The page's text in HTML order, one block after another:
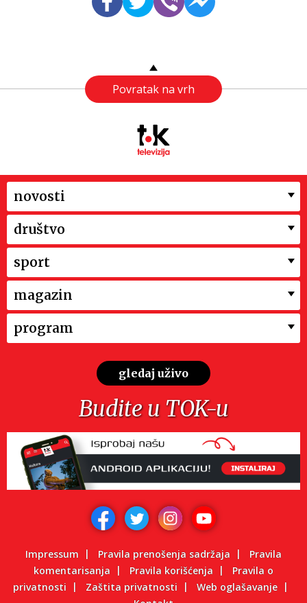
Povratak na vrh
novosti
društvo
sport
magazin
program
gledaj uživo
Budite u TOK-u
Impressum Pravila prenošenja sadržaja
Pravila
komentarisanja
Pravila korišćenja
Pravila o
privatnosti
Zaštita privatnosti
Web oglašavanje